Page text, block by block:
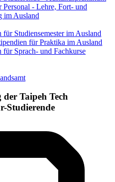
Personal - Lehre, Fort- und
im Ausland
für Studiensemester im Ausland
für Praktika im Ausland
für Sprach- und Fachkurse
Taipeh Tech
Studierende